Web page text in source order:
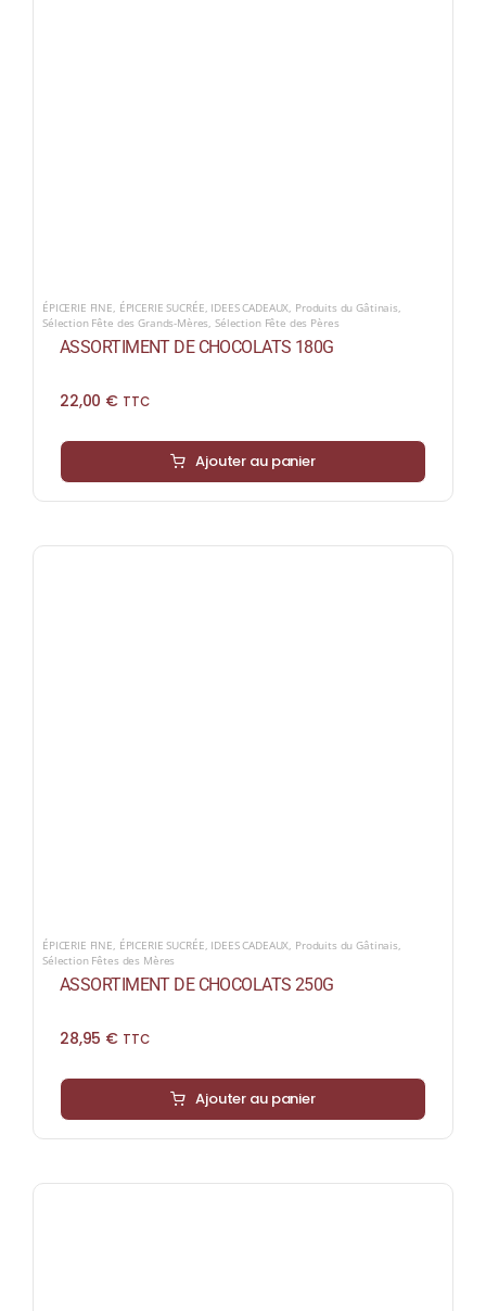
ÉPICERIE FINE ÉPICERIE SUCRÉE IDEES CADEAUX Produits du Gâtinais
Sélection Fête des Grands-Mères ,Sélection Fête des Pères
ASSORTIMENT DE CHOCOLATS 180G
22,00 € TTC
Ajouter au panier
ÉPICERIE FINE ÉPICERIE SUCRÉE IDEES CADEAUX Produits du Gâtinais
Sélection Fêtes des Mères
ASSORTIMENT DE CHOCOLATS 250G
28,95 € TTC
Ajouter au panier